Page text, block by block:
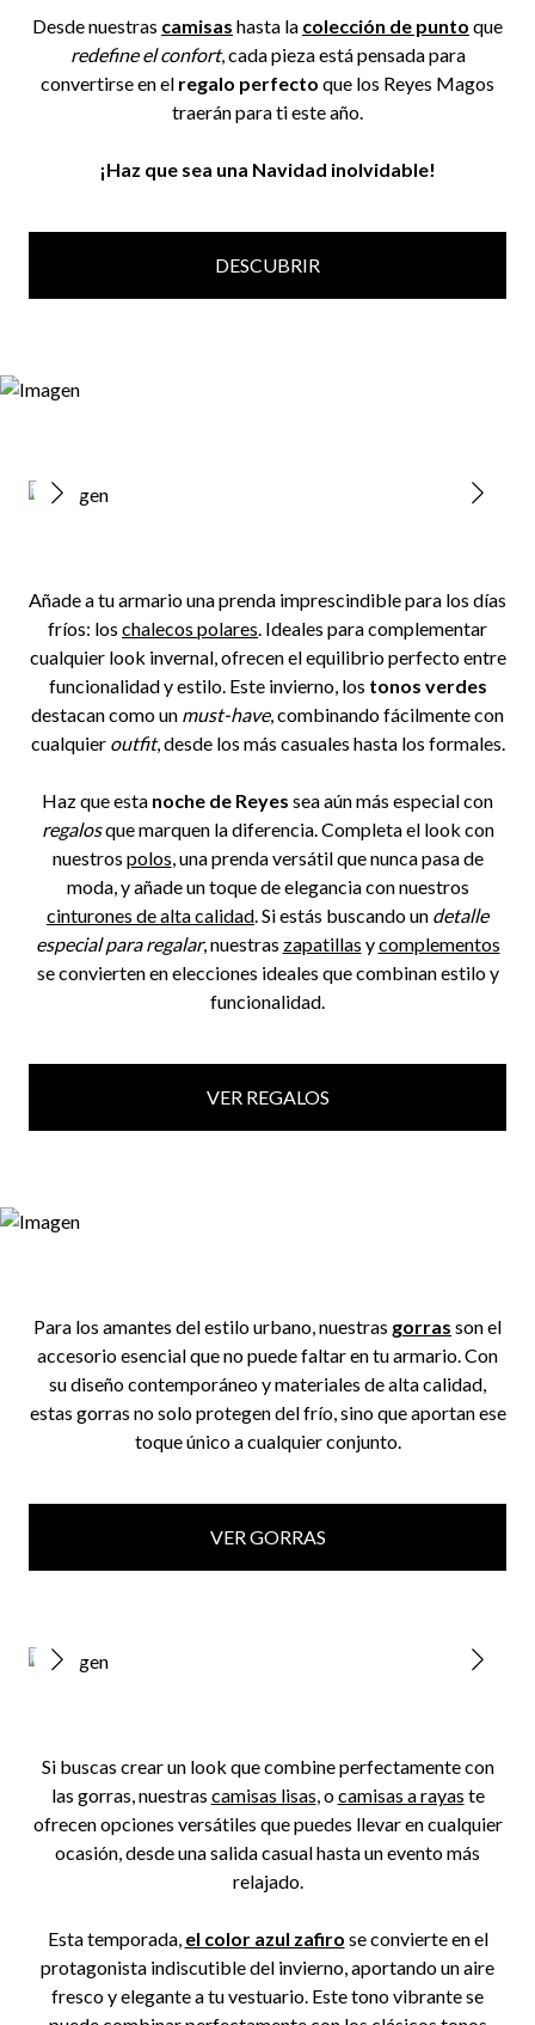
Desde nuestras camisas hasta la colección de punto que
redefine el confort, cada pieza está pensada para
convertirse en el regalo perfecto que los Reyes Magos
traerán para ti este año.
¡Haz que sea una Navidad inolvidable!
DESCUBRIR
Añade a tu armario una prenda imprescindible para los días
fríos: los chalecos polares. Ideales para complementar
cualquier look invernal, ofrecen el equilibrio perfecto entre
funcionalidad y estilo. Este invierno, los tonos verdes
destacan como un must-have, combinando fácilmente con
cualquier outfit, desde los más casuales hasta los formales.
Haz que esta noche de Reyes sea aún más especial con
regalosque marquen la diferencia. Completa el look con
nuestros polos, una prenda versátil que nunca pasa de
moda, y añade un toque de elegancia con nuestros
cinturones de alta calidad. Si estás buscando un detalle
especial para regalar, nuestras zapatillas ycomplementos
se convierten en elecciones ideales que combinan estilo y
funcionalidad.
VER REGALOS
Para los amantes del estilo urbano, nuestras gorras son el
accesorio esencial que no puede faltar en tu armario. Con
su diseño contemporáneo y materiales de alta calidad,
estas gorras no solo protegen del frío, sino que aportan ese
toque único a cualquier conjunto.
VER GORRAS
Si buscas crear un look que combine perfectamente con
las gorras, nuestras camisas lisas, ocamisas a rayas te
ofrecen opciones versátiles que puedes llevar en cualquier
ocasión, desde una salida casual hasta un evento más
relajado.
Esta temporada, el color azul zafiro se convierte en el
protagonista indiscutible del invierno, aportando un aire
fresco y elegante a tu vestuario. Este tono vibrante se